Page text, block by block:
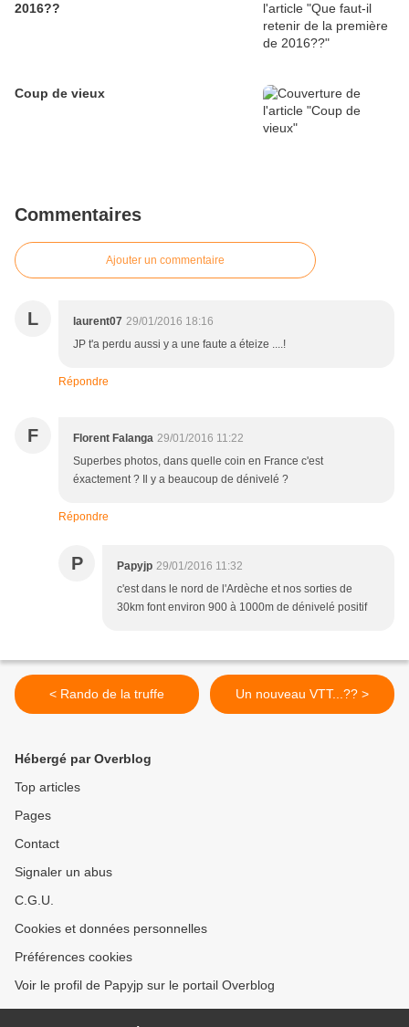
2016??
Coup de vieux
Commentaires
Ajouter un commentaire
L laurent07 29/01/2016 18:16
JP t'a perdu aussi y a une faute a éteize ....!
Répondre
F Florent Falanga 29/01/2016 11:22
Superbes photos, dans quelle coin en France c'est
éxactement ? Il y a beaucoup de dénivelé ?
Répondre
P Papyjp 29/01/2016 11:32
c'est dans le nord de l'Ardèche et nos sorties de
30km font environ 900 à 1000m de dénivelé positif
< Rando de la truffe Un nouveau VTT...?? >
Hébergé par Overblog
Top articles
Pages
Contact
Signaler un abus
C.G.U.
Cookies et données personnelles
Préférences cookies
Voir le profil de Papyjp sur le portail Overblog